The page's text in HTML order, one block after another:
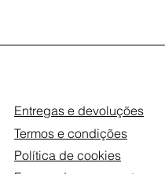
Entregas e devoluções
Termos e condições
Política de cookies